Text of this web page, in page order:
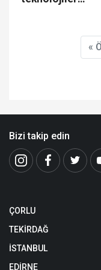
«
Bizi takip edin
ÇORLU
TEKİRDAĞ
İSTANBUL
EDİRNE